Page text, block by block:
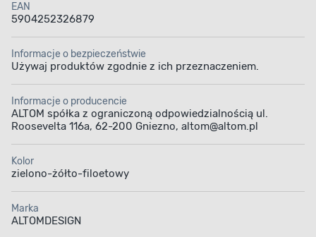
EAN
5904252326879
Informacje o bezpieczeństwie
Używaj produktów zgodnie z ich przeznaczeniem.
Informacje o producencie
ALTOM spółka z ograniczoną odpowiedzialnością ul.
Roosevelta 116a, 62-200 Gniezno, altom@altom.pl
Kolor
zielono-żółto-filoetowy
Marka
ALTOMDESIGN